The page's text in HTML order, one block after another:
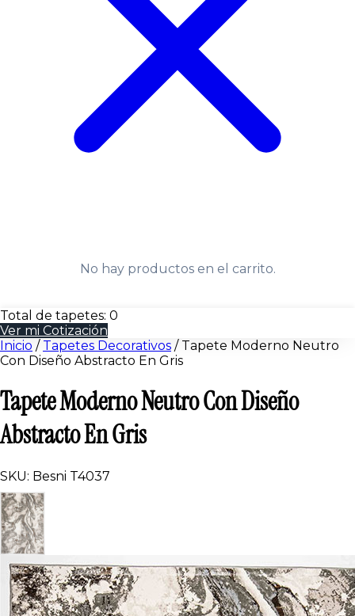
No hay productos en el carrito.
Total de tapetes: 0
Ver mi Cotización
Inicio / Tapetes Decorativos / Tapete Moderno Neutro
Con Diseño Abstracto En Gris
Tapete Moderno Neutro Con Diseño
Abstracto En Gris
SKU: Besni T4037